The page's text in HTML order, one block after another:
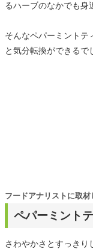
るハーブのなかでも身
そんなペパーミントテ
と気分転換ができるで
ペパーミント
フードアナリストに取材
さわやかさとすっきり